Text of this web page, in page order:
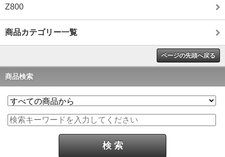
Z800
商品カテゴリー一覧
ページの先頭へ戻る
商品検索